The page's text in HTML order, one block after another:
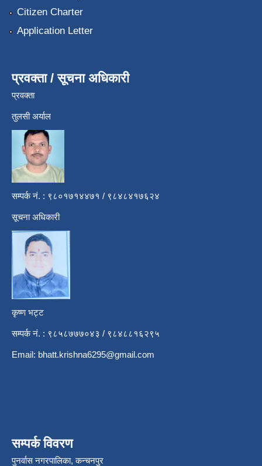
Citizen Charter
Application Letter
प्रवक्ता / सूचना अधिकारी
प्रवक्ता
तुलसी अर्याल
सम्पर्क नं. : ९८०१७१४४७१ / ९८४८४१७६२४
सूचना अधिकारी
कृष्ण भट्ट
सम्पर्क नं. : ९८५८७७७०४३ / ९८४८८१६२९५
Email: bhatt.krishna6295@gmail.com
सम्पर्क विवरण
पुनर्वास नगरपालिका, कन्चनपुर